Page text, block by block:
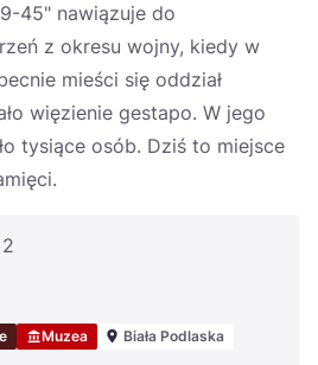
45" nawiązuje do
z okresu wojny, kiedy w
mieści się oddział
więzienie gestapo. W jego
tysiące osób. Dziś to miejsce
Muzea Biała Podlaska